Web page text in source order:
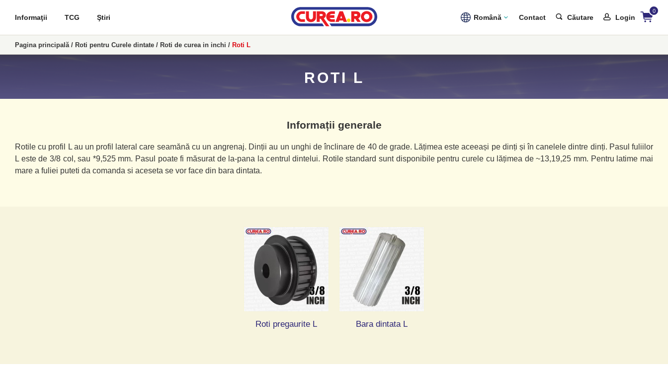
Informaţii TCG Ştiri Română Contact Căutare Login
0
Pagina principală / Roti pentru Curele dintate / Roti de curea in inchi / Roti L
ROTI L
Informații generale
Rotile cu profil L au un profil lateral care seamănă cu un angrenaj. Dinții au un unghi de înclinare de 40 de grade. Lățimea este aceeași pe dinți și în canelele dintre dinți. Pasul fuliilor
L este de 3/8 col, sau *9,525 mm. Pasul poate fi măsurat de la-pana la centrul dintelui. Rotile standard sunt disponibile pentru curele cu lățimea de ~13,19,25 mm. Pentru latime mai
mare a fuliei puteti da comanda si aceseta se vor face din bara dintata.
Roti pregaurite L Bara dintata L